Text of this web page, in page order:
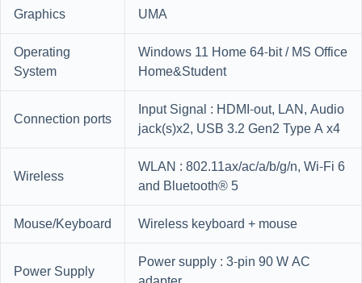
Graphics
UMA
Operating
System
Windows 11 Home 64-bit / MS Office
Home&Student
Connection ports
Input Signal : HDMI-out, LAN, Audio
jack(s)x2, USB 3.2 Gen2 Type A x4
Wireless
WLAN : 802.11ax/ac/a/b/g/n, Wi-Fi 6
and Bluetooth® 5
Mouse/Keyboard
Wireless keyboard + mouse
Power Supply
Power supply : 3-pin 90 W AC